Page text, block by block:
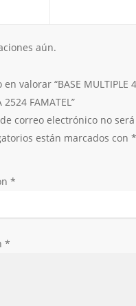
aún.
valorar “BASE MULTIPLE
2524 FAMATEL”
correo electrónico no
están marcados con *
*
*